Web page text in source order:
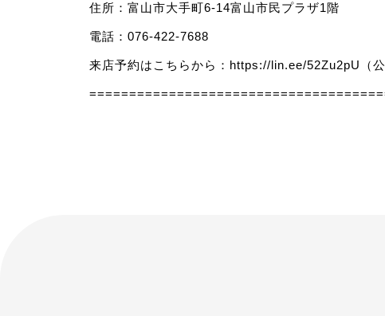
住所：富山市大手町6-14富山市民プラザ1階
電話：076-422-7688
来店予約はこちらから： https://lin.ee/52Zu2pU （